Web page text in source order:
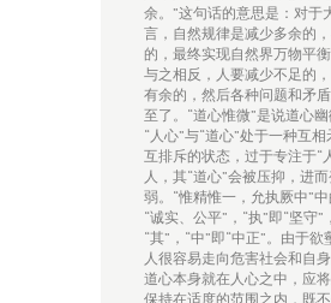
余。”这句话的意思是：对于
言，自然规律是减少多余的
的，最终实现自然界万物平
与之相反，人要减少不足的
有余的，然后各种问题和矛
至了。“道心惟微”是说道心幽
“人心”与“道心”处于一种互
互排斥的状态，过于专注于“
人，其“道心”会被压抑，进
弱。“惟精惟一，允执厥中”中
“诚实、公平”，“执”即“坚守”
“其”，“中”即“中正”。由于欲
人很容易走向危害社会和自身
道心本身就在人心之中，应
保持在适度的范围之内，既